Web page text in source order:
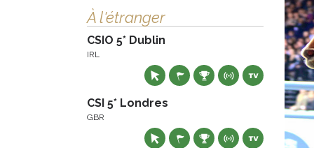
À l'étranger
CSIO 5* Dublin
IRL
CSI 5* Londres
GBR